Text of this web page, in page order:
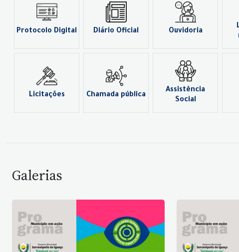
Protocolo Digital Diário Oficial Ouvidoria
Licitações Chamada pública
Assistência
Social
Galerias